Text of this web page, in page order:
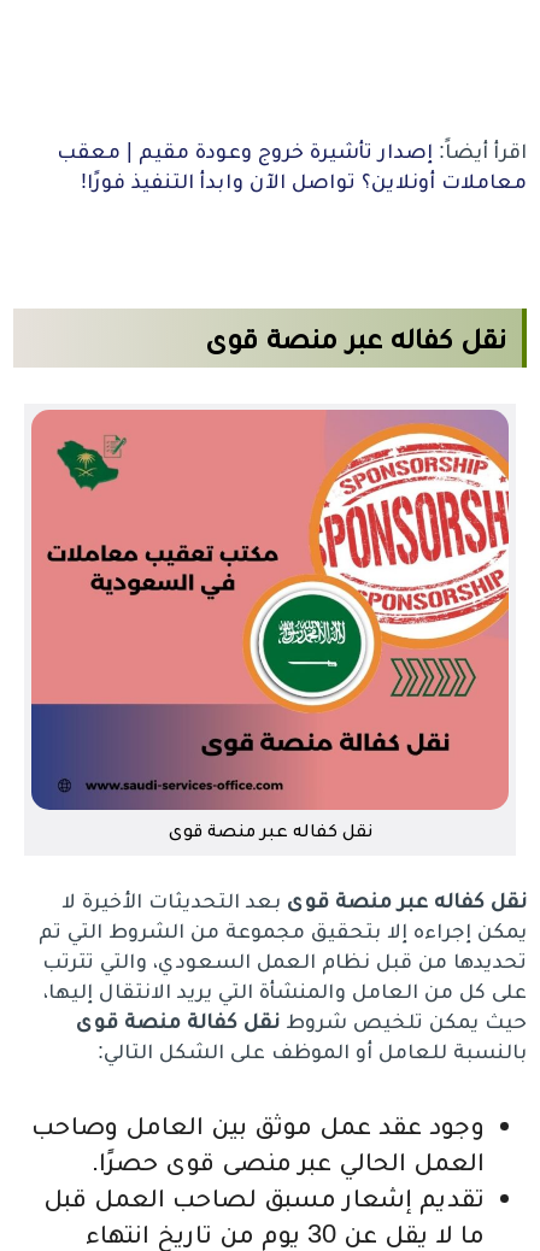
اقرأ أيضاً: إصدار تأشيرة خروج وعودة مقيم | معقب
معاملات أونلاين؟ تواصل الآن وابدأ التنفيذ فورًا!
نقل كفاله عبر منصة قوى
نقل كفاله عبر منصة قوى
نقل كفاله عبر منصة قوى بعد التحديثات الأخيرة لا
يمكن إجراءه إلا بتحقيق مجموعة من الشروط التي تم
تحديدها من قبل نظام العمل السعودي، والتي تترتب
على كل من العامل والمنشأة التي يريد الانتقال إليها،
حيث يمكن تلخيص شروطنقل كفالة منصة قوى
بالنسبة للعامل أو الموظف على الشكل التالي:
وجود عقد عمل موثق بين العامل وصاحب
العمل الحالي عبر منصى قوى حصرًا.
تقديم إشعار مسبق لصاحب العمل قبل
ما لا يقل عن 30 يوم من تاريخ انتهاء